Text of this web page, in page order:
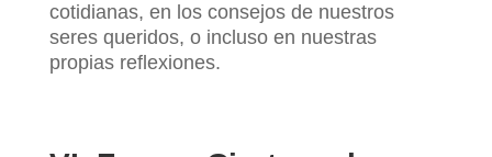
cotidianas, en los consejos de nuestros
seres queridos, o incluso en nuestras
propias reflexiones.